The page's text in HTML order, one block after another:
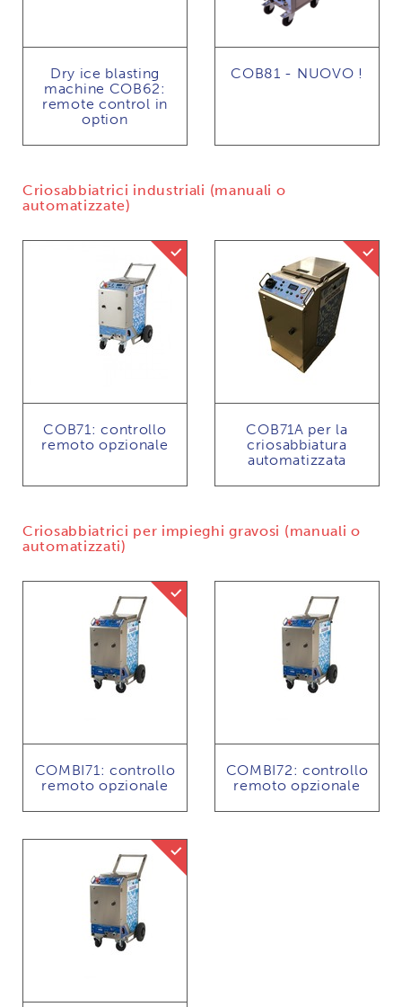
Dry ice blasting
machine COB62:
remote control in
option
COB81 - NUOVO !
Criosabbiatrici industriali (manuali o
automatizzate)
COB71: controllo
remoto opzionale
Dry ice gritblasting mogelijk
COB71A per la
criosabbiatura
automatizzata
Dry
Criosabbiatrici per impieghi gravosi (manuali o
automatizzati)
COMBI71: controllo
remoto opzionale
Dry ice gritblasting mogelijk
COMBI72: controllo
remoto opzionale
Dry ice gritblasting mogelijk